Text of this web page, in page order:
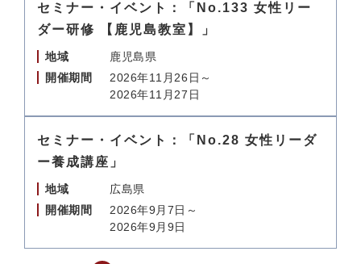
セミナー・イベント：「No.133 女性リー
ダー研修 【鹿児島教室】」
地域
鹿児島県
開催期間
2026年11月26日～
2026年11月27日
セミナー・イベント：「No.28 女性リーダ
ー養成講座」
地域
広島県
開催期間
2026年9月7日～
2026年9月9日